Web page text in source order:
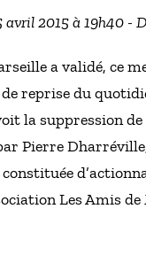
avril 2015 à 19h40 -
a validé, ce
de reprise du
la suppression
Pierre
Les Amis de